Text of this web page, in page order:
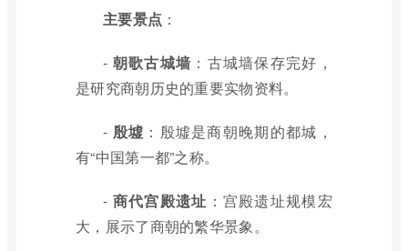
主要景点 ：
- 朝歌古城墙 ：古城墙保存完好，
是研究商朝历史的重要实物资料。
- 殷墟 ：殷墟是商朝晚期的都城，
有“中国第一都”之称。
- 商代宫殿遗址 ：宫殿遗址规模宏
大，展示了商朝的繁华景象。